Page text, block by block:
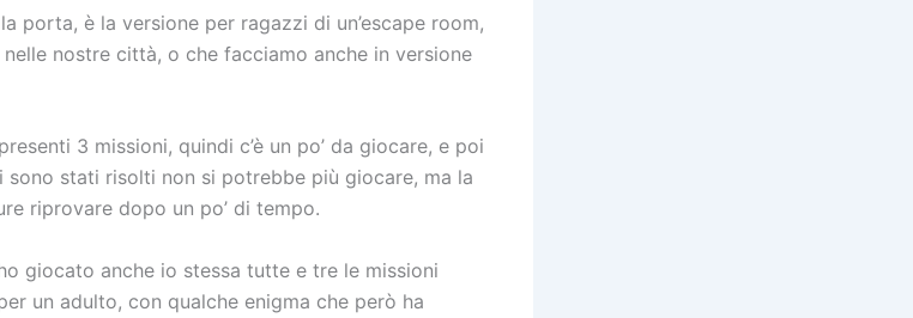
porta, è la versione per ragazzi di un’escape room,
nostre città, o che facciamo anche in versione
3 missioni, quindi c’è un po’ da giocare, e poi
sono stati risolti non si potrebbe più giocare, ma la
riprovare dopo un po’ di tempo.
giocato anche io stessa tutte e tre le missioni
un adulto, con qualche enigma che però ha